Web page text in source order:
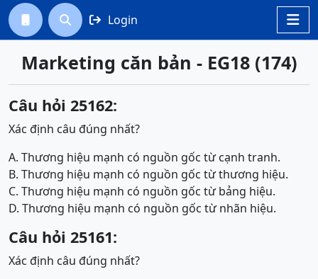

  Login
Marketing căn bản - EG18 (174)
Câu hỏi 25162:
Xác định câu đúng nhất?
A. Thương hiệu mạnh có nguồn gốc từ cạnh tranh.
B. Thương hiệu mạnh có nguồn gốc từ thương hiệu.
C. Thương hiệu mạnh có nguồn gốc từ bảng hiệu.
D. Thương hiệu mạnh có nguồn gốc từ nhãn hiệu.
Câu hỏi 25161:
Xác định câu đúng nhất?